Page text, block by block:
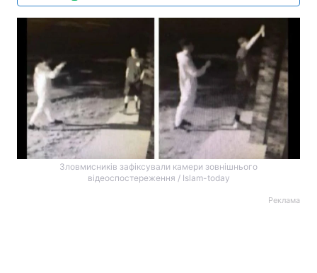
Зловмисників зафіксували камери зовнішнього
відеоспостереження / Islam-today
Реклама